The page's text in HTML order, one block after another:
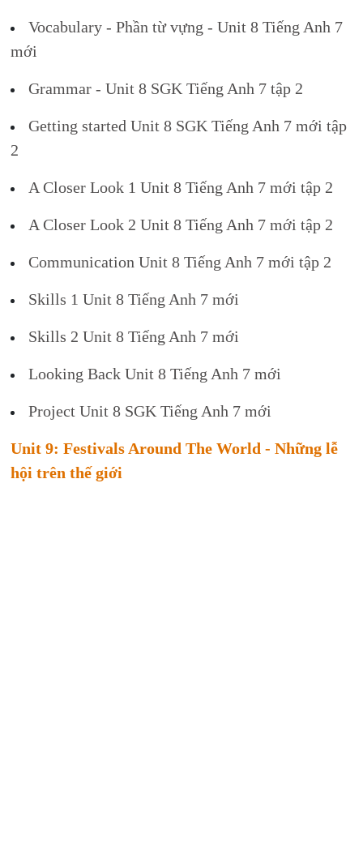
Vocabulary - Phần từ vựng - Unit 8 Tiếng Anh 7
mới
Grammar - Unit 8 SGK Tiếng Anh 7 tập 2
Getting started Unit 8 SGK Tiếng Anh 7 mới tập
2
A Closer Look 1 Unit 8 Tiếng Anh 7 mới tập 2
A Closer Look 2 Unit 8 Tiếng Anh 7 mới tập 2
Communication Unit 8 Tiếng Anh 7 mới tập 2
Skills 1 Unit 8 Tiếng Anh 7 mới
Skills 2 Unit 8 Tiếng Anh 7 mới
Looking Back Unit 8 Tiếng Anh 7 mới
Project Unit 8 SGK Tiếng Anh 7 mới
Unit 9: Festivals Around The World - Những lễ
hội trên thế giới